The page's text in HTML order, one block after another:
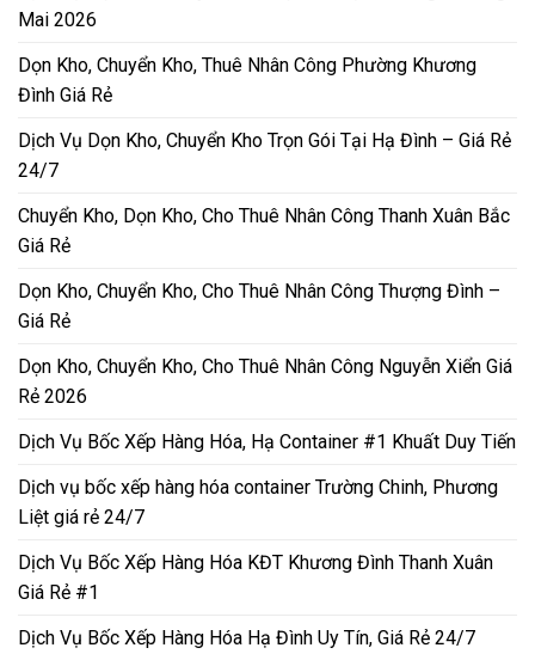
Mai 2026
Dọn Kho, Chuyển Kho, Thuê Nhân Công Phường Khương
Đình Giá Rẻ
Dịch Vụ Dọn Kho, Chuyển Kho Trọn Gói Tại Hạ Đình – Giá Rẻ
24/7
Chuyển Kho, Dọn Kho, Cho Thuê Nhân Công Thanh Xuân Bắc
Giá Rẻ
Dọn Kho, Chuyển Kho, Cho Thuê Nhân Công Thượng Đình –
Giá Rẻ
Dọn Kho, Chuyển Kho, Cho Thuê Nhân Công Nguyễn Xiển Giá
Rẻ 2026
Dịch Vụ Bốc Xếp Hàng Hóa, Hạ Container #1 Khuất Duy Tiến
Dịch vụ bốc xếp hàng hóa container Trường Chinh, Phương
Liệt giá rẻ 24/7
Dịch Vụ Bốc Xếp Hàng Hóa KĐT Khương Đình Thanh Xuân
Giá Rẻ #1
Dịch Vụ Bốc Xếp Hàng Hóa Hạ Đình Uy Tín, Giá Rẻ 24/7